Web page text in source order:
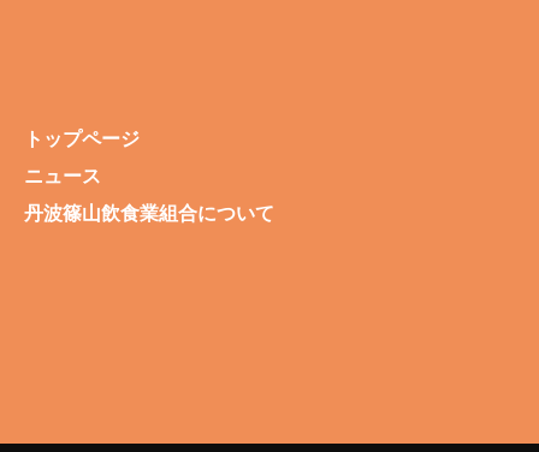
トップページ
ニュース
丹波篠山飲食業組合について